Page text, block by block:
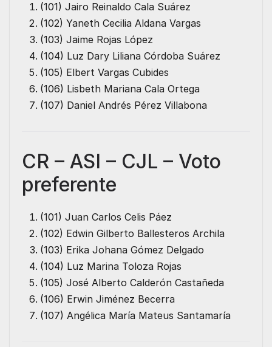
(101) Jairo Reinaldo Cala Suárez
(102) Yaneth Cecilia Aldana Vargas
(103) Jaime Rojas López
(104) Luz Dary Liliana Córdoba Suárez
(105) Elbert Vargas Cubides
(106) Lisbeth Mariana Cala Ortega
(107) Daniel Andrés Pérez Villabona
CR – ASI – CJL – Voto
preferente
(101) Juan Carlos Celis Páez
(102) Edwin Gilberto Ballesteros Archila
(103) Erika Johana Gómez Delgado
(104) Luz Marina Toloza Rojas
(105) José Alberto Calderón Castañeda
(106) Erwin Jiménez Becerra
(107) Angélica María Mateus Santamaría